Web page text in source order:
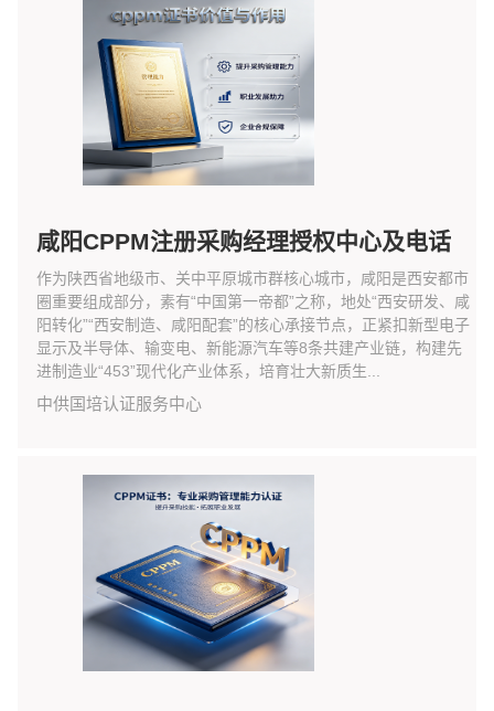
咸阳CPPM注册采购经理授权中心及电话
作为陕西省地级市、关中平原城市群核心城市，咸阳是西安都市
圈重要组成部分，素有“中国第一帝都”之称，地处“西安研发、咸
阳转化”“西安制造、咸阳配套”的核心承接节点，正紧扣新型电子
显示及半导体、输变电、新能源汽车等8条共建产业链，构建先
进制造业“453”现代化产业体系，培育壮大新质生...
中供国培认证服务中心